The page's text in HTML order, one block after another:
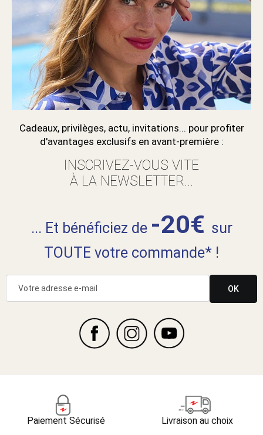
Cadeaux, privilèges, actu, invitations... pour profiter
d'avantages exclusifs en avant-première :
INSCRIVEZ-VOUS VITE
À LA NEWSLETTER...
... Et bénéficiez de -20€ sur
TOUTE votre commande* !
OK
Paiement Sécurisé Livraison au choix